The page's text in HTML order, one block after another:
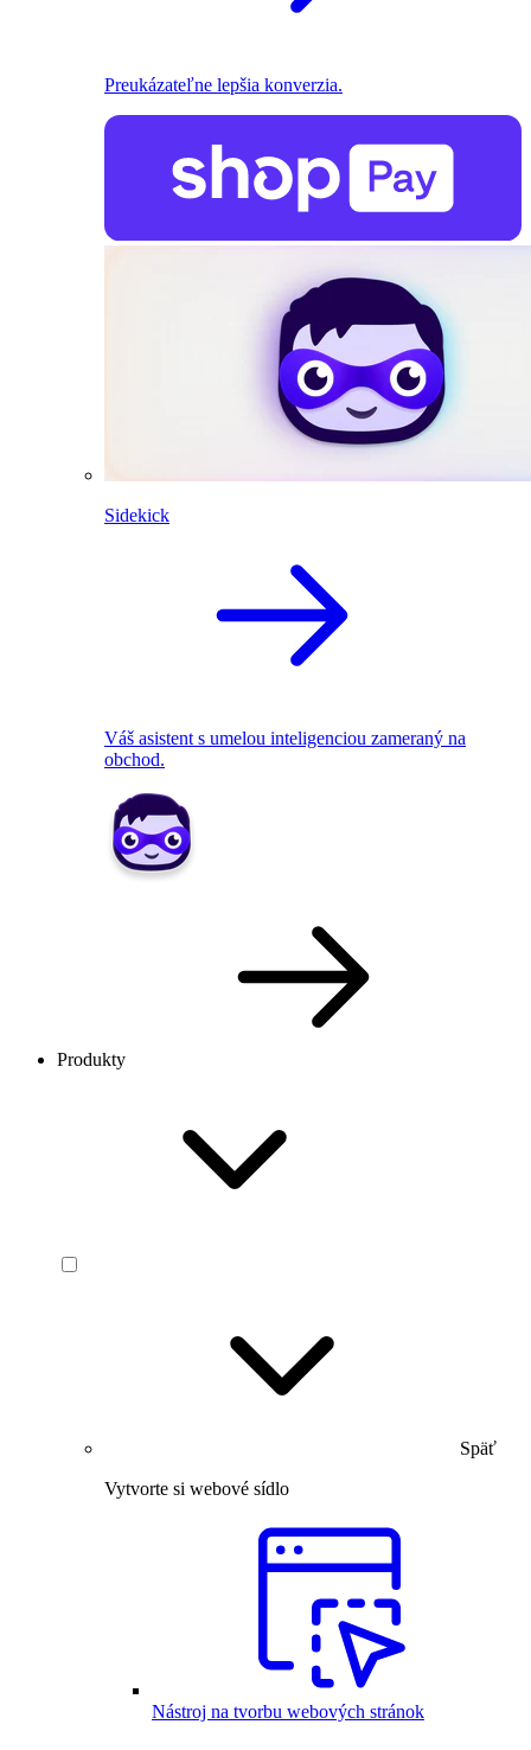
Preukázateľne lepšia konverzia.
Sidekick
Váš asistent s umelou inteligenciou zameraný na
obchod.
Produkty
Späť
Vytvorte si webové sídlo
Nástroj na tvorbu webových stránok